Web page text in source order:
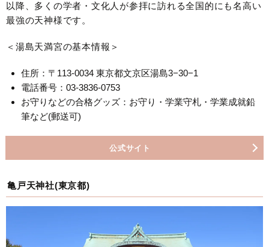
以降、多くの学者・文化人が参拝に訪れる全国的にも名高い
最強の天神様です。
＜湯島天満宮の基本情報＞
住所：〒113-0034 東京都文京区湯島3−30−1
電話番号：03-3836-0753
お守りなどの合格グッズ：お守り・学業守札・学業成就鉛
筆など(郵送可)
公式サイト
亀戸天神社(東京都)